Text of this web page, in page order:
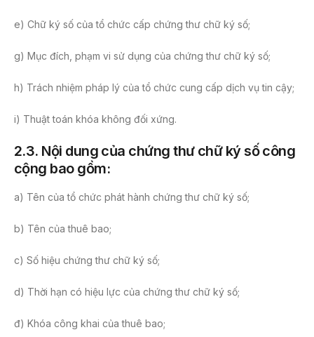
e) Chữ ký số của tổ chức cấp chứng thư chữ ký số;
g) Mục đích, phạm vi sử dụng của chứng thư chữ ký số;
h) Trách nhiệm pháp lý của tổ chức cung cấp dịch vụ tin cậy;
i) Thuật toán khóa không đối xứng.
2.3. Nội dung của chứng thư chữ ký số công
cộng bao gồm:
a) Tên của tổ chức phát hành chứng thư chữ ký số;
b) Tên của thuê bao;
c) Số hiệu chứng thư chữ ký số;
d) Thời hạn có hiệu lực của chứng thư chữ ký số;
đ) Khóa công khai của thuê bao;